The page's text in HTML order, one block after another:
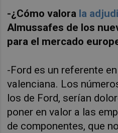
-¿Cómo valora la
Almussafes de los
para el mercado
-Ford es un referente
valenciana. Los
los de Ford, serían
poner en valor a las
de componentes, que